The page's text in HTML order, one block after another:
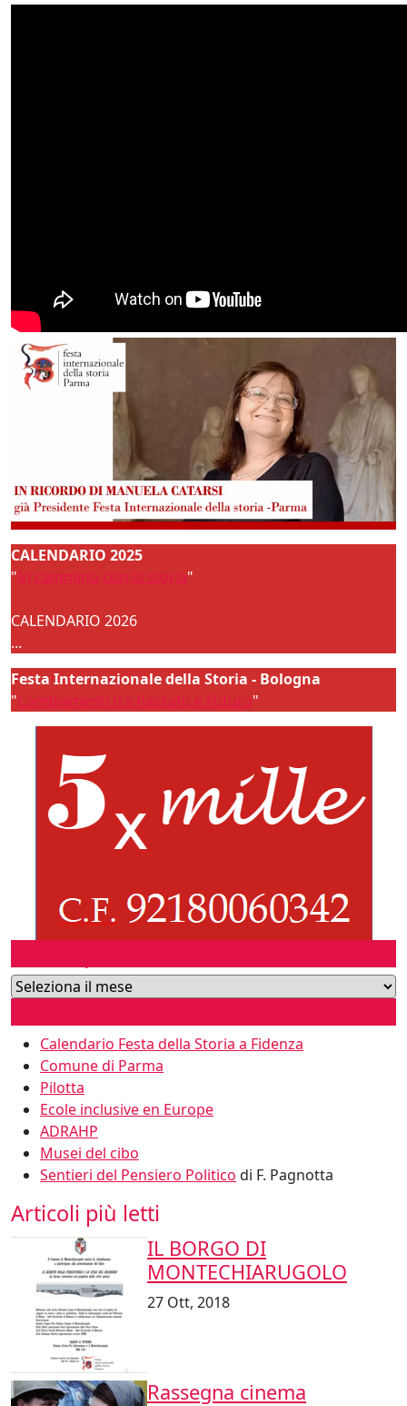
CALENDARIO 2025
"In cammino con la storia"
CALENDARIO 2026
...
Festa Internazionale della Storia - Bologna
"Cambiamenti tra Passato e Futuro"
Archivi
Calendario Festa della Storia a Fidenza
Comune di Parma
Pilotta
Ecole inclusive en Europe
ADRAHP
Musei del cibo
Sentieri del Pensiero Politico di F. Pagnotta
Articoli più letti
IL BORGO DI
MONTECHIARUGOLO
27 Ott, 2018
Rassegna cinema